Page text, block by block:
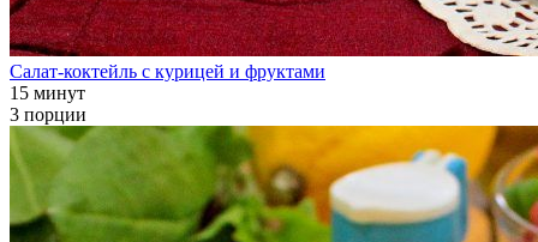
Салат-коктейль с курицей и фруктами
15 минут
3 порции